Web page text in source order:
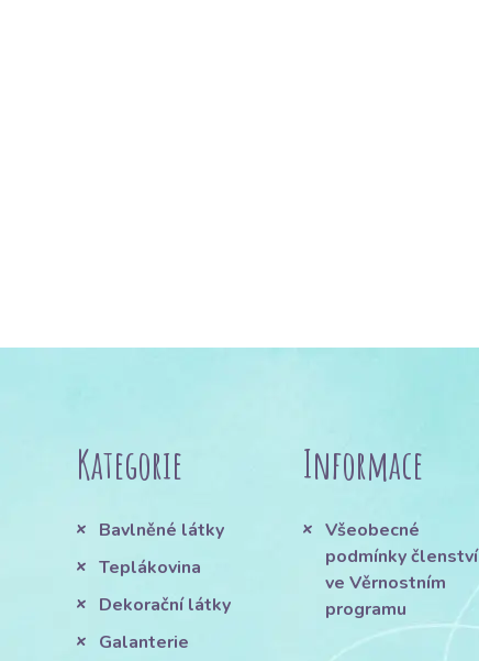
Kategorie
Bavlněné látky
Teplákovina
Dekorační látky
Galanterie
Informace
Všeobecné
podmínky členství
ve Věrnostním
programu